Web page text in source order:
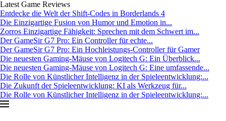
Latest Game Reviews
Entdecke die Welt der Shift-Codes in Borderlands 4
Die Einzigartige Fusion von Humor und Emotion in...
Zorros Einzigartige Fähigkeit: Sprechen mit dem Schwert im...
Der GameSir G7 Pro: Ein Controller für echte...
Der GameSir G7 Pro: Ein Hochleistungs-Controller für Gamer
Die neuesten Gaming-Mäuse von Logitech G: Ein Überblick...
Die neuesten Gaming-Mäuse von Logitech G: Eine umfassende...
Die Rolle von Künstlicher Intelligenz in der Spieleentwicklung:...
Die Zukunft der Spieleentwicklung: KI als Werkzeug für...
Die Rolle von Künstlicher Intelligenz in der Spieleentwicklung:...